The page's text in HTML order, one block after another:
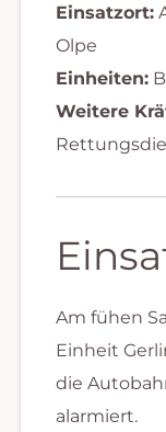
Einsatzort:
Olpe
Einheiten:
Weitere
Am fühen
Einheit
die
alarmiert.